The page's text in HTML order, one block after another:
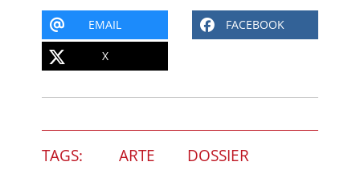
EMAIL FACEBOOK
X
TAGS: ARTE DOSSIER